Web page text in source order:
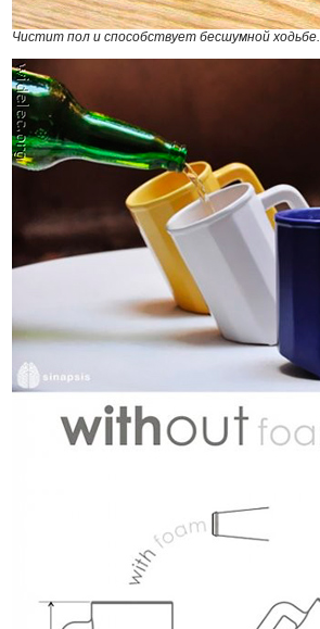
Чистит пол и способствует бесшумной ходьбе.